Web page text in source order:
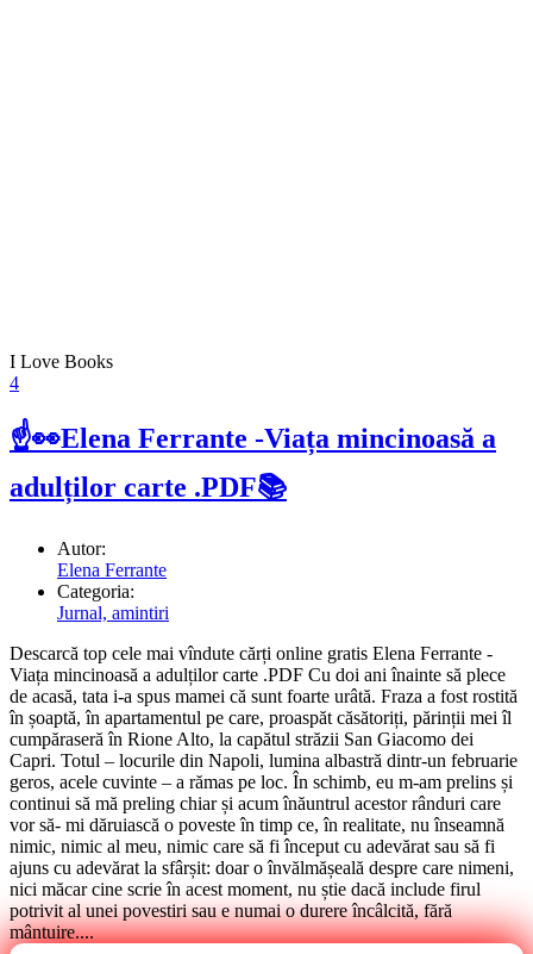
I Love Books
4
☝👀Elena Ferrante -Viața mincinoasă a
adulților carte .PDF📚
Autor:
Elena Ferrante
Categoria:
Jurnal, amintiri
Descarcă top cele mai vîndute cărți online gratis Elena Ferrante -
Viața mincinoasă a adulților carte .PDF Cu doi ani înainte să plece
de acasă, tata i-a spus mamei că sunt foarte urâtă. Fraza a fost rostită
în șoaptă, în apartamentul pe care, proaspăt căsătoriți, părinții mei îl
cumpăraseră în Rione Alto, la capătul străzii San Giacomo dei
Capri. Totul – locurile din Napoli, lumina albastră dintr-un februarie
geros, acele cuvinte – a rămas pe loc. În schimb, eu m-am prelins și
continui să mă preling chiar și acum înăuntrul acestor rânduri care
vor să- mi dăruiască o poveste în timp ce, în realitate, nu înseamnă
nimic, nimic al meu, nimic care să fi început cu adevărat sau să fi
ajuns cu adevărat la sfârșit: doar o învălmășeală despre care nimeni,
nici măcar cine scrie în acest moment, nu știe dacă include firul
potrivit al unei povestiri sau e numai o durere încâlcită, fără
mântuire....